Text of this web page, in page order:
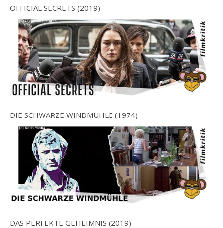
OFFICIAL SECRETS (2019)
DIE SCHWARZE WINDMÜHLE (1974)
DAS PERFEKTE GEHEIMNIS (2019)